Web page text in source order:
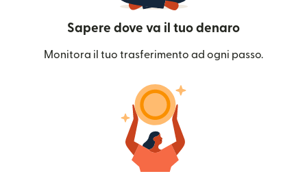
Sapere dove va il tuo denaro
Monitora il tuo trasferimento ad ogni passo.